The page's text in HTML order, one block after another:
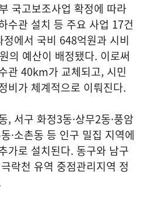
국고보조사업 확정에 따라
수관 설치 등 주요 사업 17건
에서 국비 648억원과 시비
의 예산이 배정됐다. 이로써
관 40km가 교체되고, 시민
비가 체계적으로 이뤄진다.
, 서구 화정3동·상무2동·풍암
·소촌동 등 인구 밀집 지역에
가로 설치된다. 동구와 남구
락천 유역 중점관리지역 정